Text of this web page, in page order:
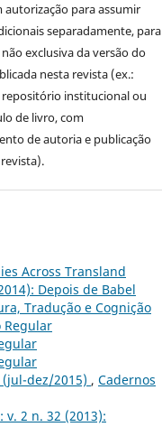
autorização para assumir
separadamente, para
exclusiva da versão do
nesta revista (ex.:
institucional ou
de livro, com
de autoria e publicação
Across Transland
Depois de Babel
Tradução e Cognição
Regular
dez/2015) , Cadernos
v. 2 n. 32 (2013):